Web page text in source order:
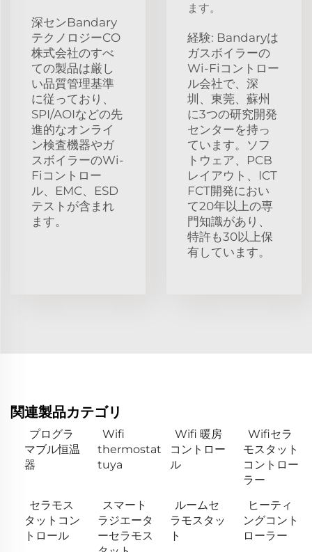
深センBandary
テクノロジーCO
株式会社のすべ
ての製品は厳し
い品質管理基準
に従っており、
SPI/AOIなどの先
進的なオンライ
ン検査機器やガ
スボイラーのWi-
Fiコントロー
ル、EMC、ESD
テストが含まれ
ます。
ます。
経験: Bandaryは
ガスボイラーの
Wi-Fiコントロー
ル会社で、深
圳、東莞、蘇州
に3つの研究開発
センターを持っ
ています。ソフ
トウェア、PCB
レイアウト、ICT
FCT開発におい
て20年以上の専
門知識があり、
特許も30以上保
有しています。
関連製品カテゴリ
プログラ
マブル恒温
器
Wifi
thermostat
tuya
Wifi 暖房
コントロー
ル
Wifiセラ
モスタット
コントロー
ラー
セラモス
タットコン
トロール
スマート
ラジエータ
ーセラモス
ルームセ
ラモスタッ
ト
ヒーティ
ングコント
ローラー